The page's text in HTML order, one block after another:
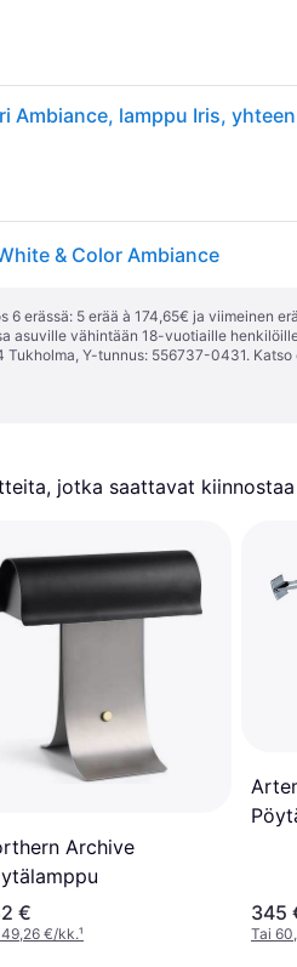
& Color Ambiance
erässä: 5 erää à 174,65€ ja viimeinen
asuville vähintään 18-vuotiaille
Tukholma, Y-tunnus: 556737-0431.
jotka saattavat kiinnostaa
Archive
€
€/kk.¹
345
Tai